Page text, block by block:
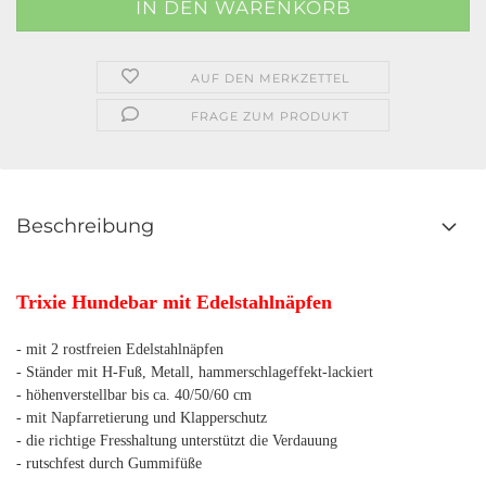
AUF DEN MERKZETTEL
FRAGE ZUM PRODUKT
Beschreibung
Trixie Hundebar mit Edelstahlnäpfen
- mit 2 rostfreien Edelstahlnäpfen
- Ständer mit H-Fuß, Metall, hammerschlageffekt-lackiert
- höhenverstellbar bis ca. 40/50/60 cm
- mit Napfarretierung und Klapperschutz
- die richtige Fresshaltung unterstützt die Verdauung
- rutschfest durch Gummifüße